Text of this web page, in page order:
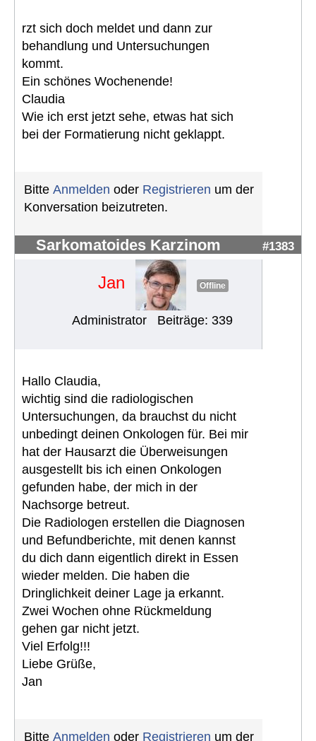
rzt sich doch meldet und dann zur
behandlung und Untersuchungen
kommt.
Ein schönes Wochenende!
Claudia
Wie ich erst jetzt sehe, etwas hat sich
bei der Formatierung nicht geklappt.
Bitte Anmelden oder Registrieren um der
Konversation beizutreten.
Sarkomatoides Karzinom #1383
Jan Offline
Administrator Beiträge: 339
Hallo Claudia,
wichtig sind die radiologischen
Untersuchungen, da brauchst du nicht
unbedingt deinen Onkologen für. Bei mir
hat der Hausarzt die Überweisungen
ausgestellt bis ich einen Onkologen
gefunden habe, der mich in der
Nachsorge betreut.
Die Radiologen erstellen die Diagnosen
und Befundberichte, mit denen kannst
du dich dann eigentlich direkt in Essen
wieder melden. Die haben die
Dringlichkeit deiner Lage ja erkannt.
Zwei Wochen ohne Rückmeldung
gehen gar nicht jetzt.
Viel Erfolg!!!
Liebe Grüße,
Jan
Bitte Anmelden oder Registrieren um der